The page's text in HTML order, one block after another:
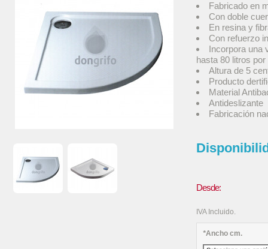
Fabricado en
Con doble
En resina y
Con refuerzo
Incorpora una
hasta 80 litros
Altura de 5
Producto
Material
Antideslizante
Fabricación
Desde:
IVA Incluido.
*Ancho cm.